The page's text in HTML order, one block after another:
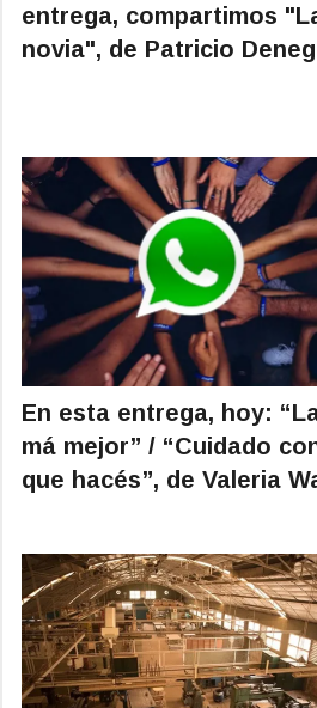
entrega, compartimos
novia", de Patricio
En esta entrega, hoy:
má mejor” / “Cuidado
que hacés”, de Valeria